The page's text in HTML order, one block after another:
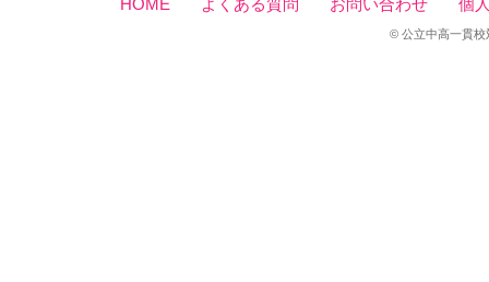
HOME よくある質問 お問い合わせ 個
© 公立中高一貫校